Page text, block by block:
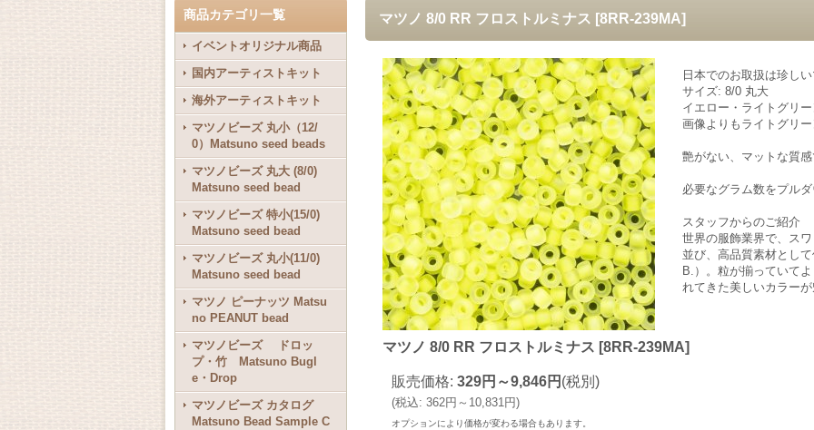
商品カテゴリ一覧
イベントオリジナル商品
国内アーティストキット
海外アーティストキット
マツノビーズ 丸小（12/
0）Matsuno seed beads
マツノビーズ 丸大 (8/0)
Matsuno seed bead
マツノビーズ 特小(15/0)
Matsuno seed bead
マツノビーズ 丸小(11/0)
Matsuno seed bead
マツノ ピーナッツ Matsu
no PEANUT bead
マツノビーズ ドロッ
プ・竹 Matsuno Bugl
e・Drop
マツノビーズ カタログ
Matsuno Bead Sample C
マツノ 8/0 RR フロストルミナス [8RR-239MA]
日本でのお取扱は珍し
サイズ: 8/0 丸大
イエロー・ライトグリ
画像よりもライトグリ
艶がない、マットな質
必要なグラム数をプル
スタッフからのご紹介
世界の服飾業界で、ス
並び、高品質素材とし
B.）。粒が揃っていて
れてきた美しいカラー
マツノ 8/0 RR フロストルミナス [8RR-239MA]
販売価格: 329円～9,846円 (税別)
(税込: 362円～10,831円)
オプションにより価格が変わる場合もあります。